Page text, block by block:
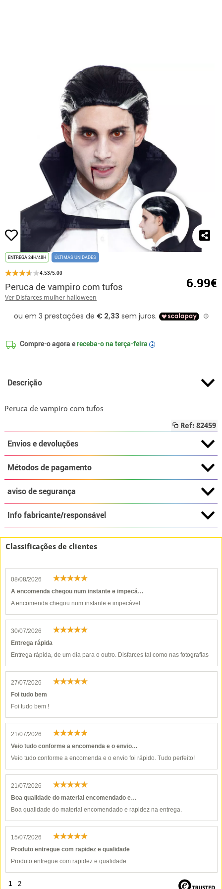
ENTREGA 24H/48H ÚLTIMAS UNIDADES
4.53/5.00
Peruca de vampiro com tufos
Ver Disfarces mulher halloween
6.99€
Compre-o agora ereceba-o na terça-feira i
Descrição
Peruca de vampiro com tufos
Ref: 82459
Envios e devoluções
Métodos de pagamento
aviso de segurança
Info fabricante/responsável
Classificações de clientes
08/08/2026
A encomenda chegou num instante e impecá…
A encomenda chegou num instante e impecável
30/07/2026
Entrega rápida
Entrega rápida, de um dia para o outro. Disfarces tal como nas fotografias
27/07/2026
Foi tudo bem
Foi tudo bem !
21/07/2026
Veio tudo conforme a encomenda e o envio…
Veio tudo conforme a encomenda e o envio foi rápido. Tudo perfeito!
21/07/2026
Boa qualidade do material encomendado e…
Boa qualidade do material encomendado e rapidez na entrega.
15/07/2026
Produto entregue com rapidez e qualidade
Produto entregue com rapidez e qualidade
1 2